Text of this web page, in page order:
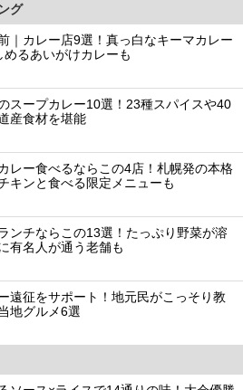
グ
｜カレー店9選！真っ白なキーマカレー
るあいがけカレーも
スープカレー10選！23種スパイスや40
産食材を堪能
レー食べるならこの4店！札幌発の本格
キンと食べる限定メニューも
ンチならこの13選！たっぷり野菜が溶
有名人が通う老舗も
遠征をサポート！地元民がこっそり教
地グルメ6選